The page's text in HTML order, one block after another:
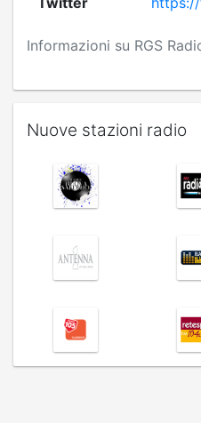
Informazioni su RGS
Nuove stazioni radio